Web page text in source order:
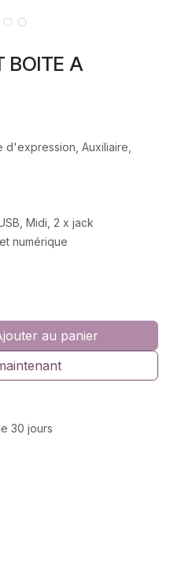
BOITE A
d'expression, Auxiliaire,
Midi, 2 x jack
numérique
au panier
30 jours